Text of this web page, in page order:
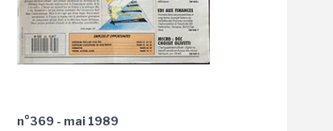
n°369 - mai 1989